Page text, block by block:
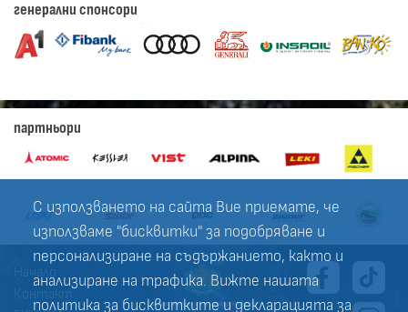
С използването на сайта Вие приемате, че
използваме "бисквитки" за подобряване и
персонализиране на съдържанието, както и
анализиране на трафика. Вижте нашата
политика за бисквитките и декларацията за
генерални спонсори
партньори